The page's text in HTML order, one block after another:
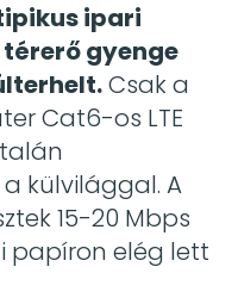
ipari
gyenge
Csak a
Cat6-os LTE
külvilággal. A
15-20 Mbps
papíron elég lett